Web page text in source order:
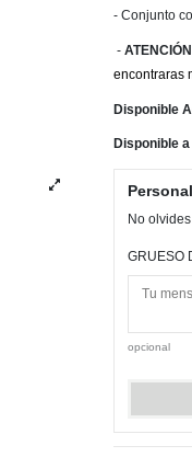
- Conjunto
-
encontraras
Disponible
Disponible
No
GRUESO
opcional